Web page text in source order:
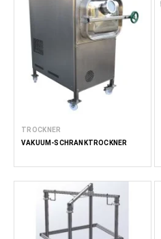
TROCKNER
VAKUUM-SCHRANKTROCKNER